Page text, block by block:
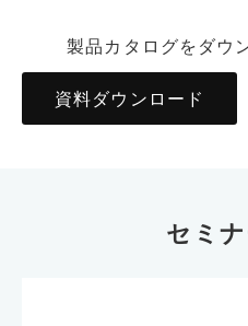
製品カタログをダウ
資料ダウンロード
セミ